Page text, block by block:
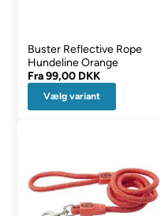
Buster Reflective Rope
Hundeline Orange
Fra99,00 DKK
Vælg variant